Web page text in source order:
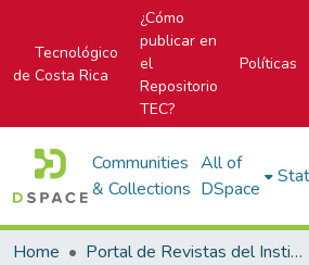
Tecnológico
de Costa Rica
¿Cómo
publicar en
el
Repositorio
TEC?
Políticas
Communities
& Collections
All of
DSpace
Home
Portal de Revistas del Instituto Tecnológico de Costa Rica